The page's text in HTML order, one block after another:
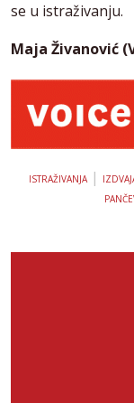
se u istraživanju.
Maja Živanović
ISTRAŽIVANJA|